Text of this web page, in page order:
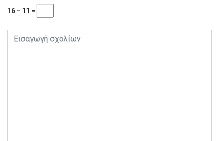
16 − 11 =